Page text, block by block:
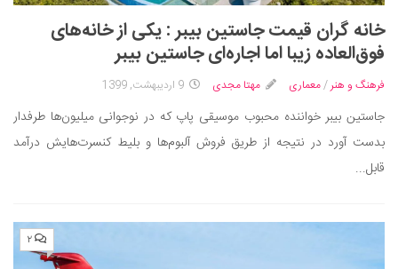
سفر و گردشگری
ایران گردی
جهان گردی
موفقیت و مهارت‌های فردی
سلامت
بهداشت
خانه گران قیمت جاستین بیبر : یکی از خانه‌های
فوق‌العاده زیبا اما اجاره‌ای جاستین بیبر
فرهنگ و هنر /معماری مهتا مجدی 9 اردیبهشت, 1399
جاستین بیبر خواننده محبوب موسیقی پاپ که در نوجوانی میلیون‌ها طرفدار
بدست آورد در نتیجه از طریق فروش آلبوم‌ها و بلیط کنسرت‌هایش درآمد
قابل...
۲